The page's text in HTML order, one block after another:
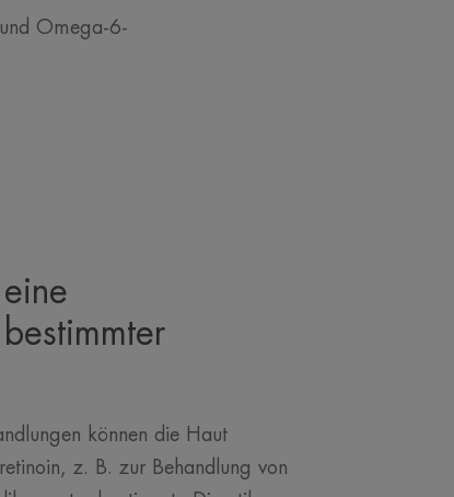
Omega-6-
eine
können die Haut
z. B. zur Behandlung von